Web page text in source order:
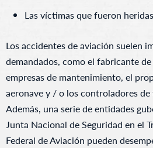
Las víctimas que fueron
Los accidentes de aviación suelen
demandados, como el fabricante
empresas de mantenimiento, el
aeronave y / o los controladores
Además, una serie de entidades
Junta Nacional de Seguridad en el
Federal de Aviación pueden